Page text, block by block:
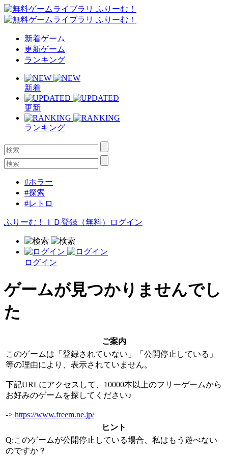
新着ゲーム
更新ゲーム
ランキング
新着
更新
ランキング
#ホラー
#探索
#レトロ
ふりーむ！ＩＤ登録（無料） ログイン
ログイン
ゲームが見つかりませんでし
た
ご案内
このゲームは「登録されていない」「公開停止している」
等の理由により、表示されていません。
下記URLにアクセスして、10000本以上のフリーゲームから
お好みのゲームを探してください♪
-> https://www.freem.ne.jp/
ヒント
Q:このゲームが公開停止している場合、私はもう遊べない
のですか？